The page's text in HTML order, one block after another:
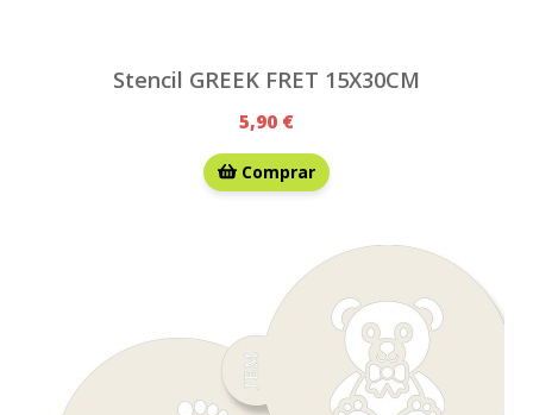
Stencil GREEK FRET 15X30CM
5,90 €
Comprar